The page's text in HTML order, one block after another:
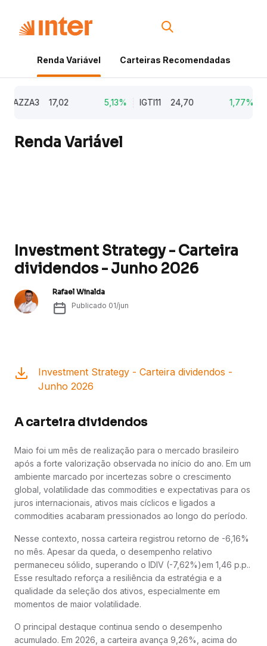
Renda Variável Carteiras Recomendadas
AZZA3 17,02 5,13% IGTI11 24,70 1,77%
Renda Variável
Investment Strategy - Carteira
dividendos - Junho 2026
Rafael Winalda
Publicado 01/jun
Investment Strategy - Carteira dividendos -
Junho 2026
A carteira dividendos
Maio foi um mês de realização para o mercado brasileiro
após a forte valorização observada no início do ano. Em um
ambiente marcado por incertezas sobre o crescimento
global, volatilidade das commodities e expectativas para os
juros internacionais, ativos mais cíclicos e ligados a
commodities acabaram pressionados ao longo do período.
Nesse contexto, nossa carteira registrou retorno de -6,16%
no mês. Apesar da queda, o desempenho relativo
permaneceu sólido, superando o IDIV (-7,62%)em 1,46 p.p..
Esse resultado reforça a resiliência da estratégia e a
qualidade da seleção dos ativos, especialmente em
momentos de maior volatilidade.
O principal destaque continua sendo o desempenho
acumulado. Em 2026, a carteira avança 9,26%, acima do